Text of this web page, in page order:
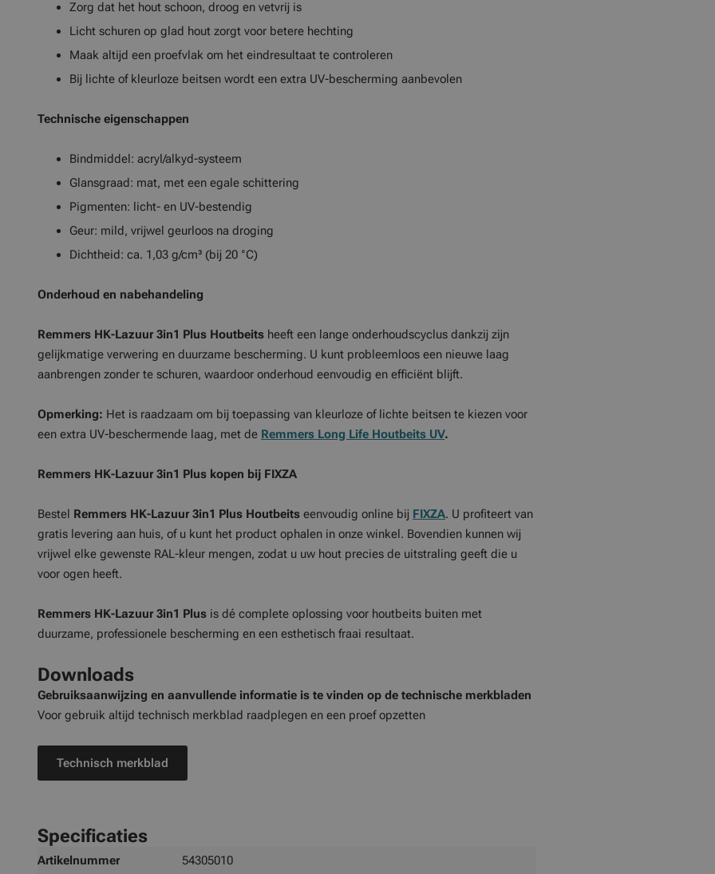
Zorg dat het hout schoon, droog en vetvrij is
Licht schuren op glad hout zorgt voor betere hechting
Maak altijd een proefvlak om het eindresultaat te controleren
Bij lichte of kleurloze beitsen wordt een extra UV-bescherming aanbevolen
Technische eigenschappen
Bindmiddel: acryl/alkyd-systeem
Glansgraad: mat, met een egale schittering
Pigmenten: licht- en UV-bestendig
Geur: mild, vrijwel geurloos na droging
Dichtheid: ca. 1,03 g/cm³ (bij 20 °C)
Onderhoud en nabehandeling
Remmers HK-Lazuur 3in1 Plus Houtbeits heeft een lange onderhoudscyclus dankzij zijn
gelijkmatige verwering en duurzame bescherming. U kunt probleemloos een nieuwe laag
aanbrengen zonder te schuren, waardoor onderhoud eenvoudig en efficiënt blijft.
Opmerking: Het is raadzaam om bij toepassing van kleurloze of lichte beitsen te kiezen voor
een extra UV-beschermende laag, met de Remmers Long Life Houtbeits UV.
Remmers HK-Lazuur 3in1 Plus kopen bij FIXZA
Bestel Remmers HK-Lazuur 3in1 Plus Houtbeits eenvoudig online bij FIXZA. U profiteert van
gratis levering aan huis, of u kunt het product ophalen in onze winkel. Bovendien kunnen wij
vrijwel elke gewenste RAL-kleur mengen, zodat u uw hout precies de uitstraling geeft die u
voor ogen heeft.
Remmers HK-Lazuur 3in1 Plus is dé complete oplossing voor houtbeits buiten met
duurzame, professionele bescherming en een esthetisch fraai resultaat.
Downloads
Gebruiksaanwijzing en aanvullende informatie is te vinden op de technische merkbladen
Voor gebruik altijd technisch merkblad raadplegen en een proef opzetten
Technisch merkblad
Specificaties
Meer
Artikelnummer 54305010